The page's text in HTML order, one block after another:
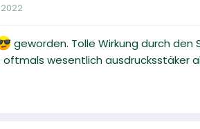
geworden. Tolle Wirkung durch den
oftmals wesentlich ausdrucksstäker